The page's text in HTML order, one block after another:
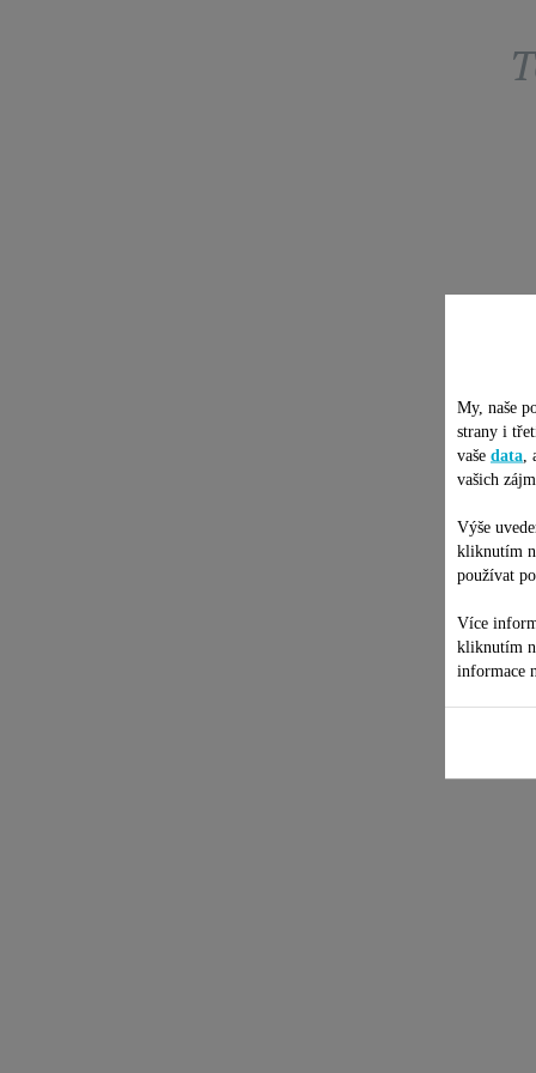
My, naše
strany i
vaše data
vašich
Výše
kliknutím
používat
Více
kliknutím
informace